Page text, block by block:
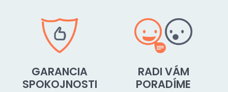
GARANCIA
SPOKOJNOSTI
RADI VÁM
PORADÍME